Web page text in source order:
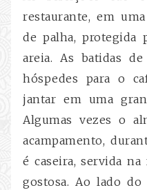
restaurante, em
de palha, protegida
areia. As batidas
hóspedes para o
jantar em uma
Algumas vezes o
acampamento,
é caseira, servida
gostosa. Ao lado